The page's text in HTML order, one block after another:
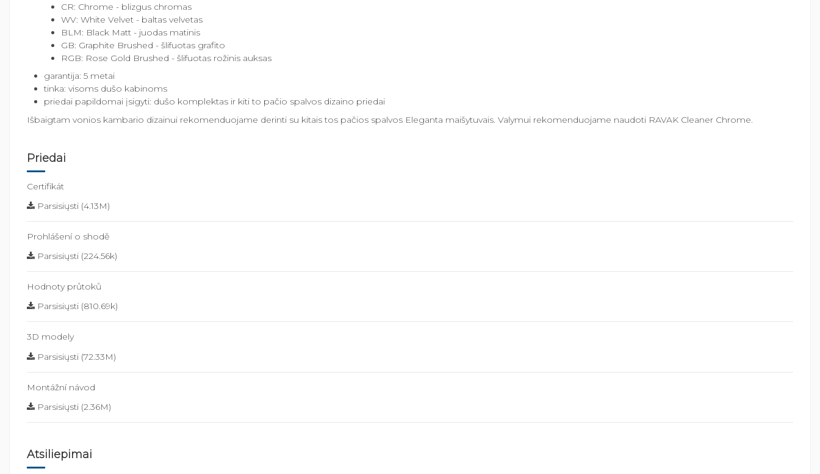
CR: Chrome - blizgus chromas
WV: White Velvet - baltas velvetas
BLM: Black Matt - juodas matinis
GB: Graphite Brushed - šlifuotas grafito
RGB: Rose Gold Brushed - šlifuotas rožinis auksas
garantija: 5 metai
tinka: visoms dušo kabinoms
priedai papildomai įsigyti: dušo komplektas ir kiti to pačio spalvos dizaino priedai
Išbaigtam vonios kambario dizainui rekomenduojame derinti su kitais tos pačios spalvos Eleganta maišytuvais. Valymui rekomenduojame naudoti RAVAK Cleaner Chrome.
Priedai
Certifikát
Parsisiųsti (4.13M)
Prohlášení o shodě
Parsisiųsti (224.56k)
Hodnoty průtoků
Parsisiųsti (810.69k)
3D modely
Parsisiųsti (72.33M)
Montážní návod
Parsisiųsti (2.36M)
Atsiliepimai